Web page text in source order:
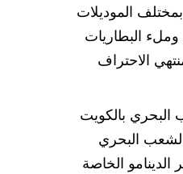
الموديلات
البطاريات
الاحتراف
بالكويت
البحري
الخاصة